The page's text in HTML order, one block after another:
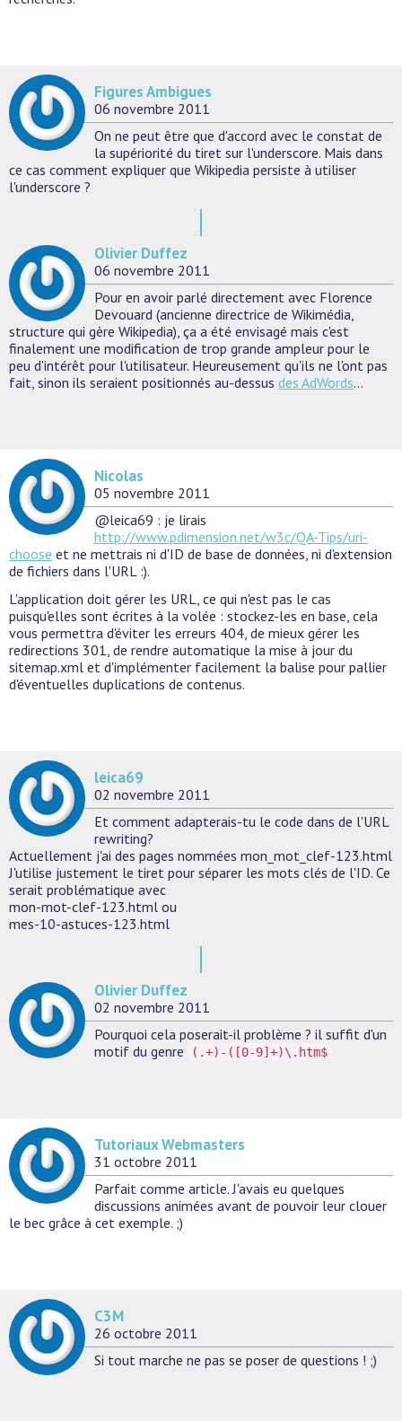
Figures Ambigues
06 novembre 2011
On ne peut être que d'accord avec le constat de
la supériorité du tiret sur l'underscore. Mais dans
ce cas comment expliquer que Wikipedia persiste à utiliser
l'underscore ?
Olivier Duffez
06 novembre 2011
Pour en avoir parlé directement avec Florence
Devouard (ancienne directrice de Wikimédia,
structure qui gère Wikipedia), ça a été envisagé mais c'est
finalement une modification de trop grande ampleur pour le
peu d'intérêt pour l'utilisateur. Heureusement qu'ils ne l'ont pas
fait, sinon ils seraient positionnés au-dessus des AdWords...
Nicolas
05 novembre 2011
@leica69 : je lirais
http://www.pdimension.net/w3c/QA-Tips/uri-
choose et ne mettrais ni d'ID de base de données, ni d'extension
de fichiers dans l'URL :).
L'application doit gérer les URL, ce qui n'est pas le cas
puisqu'elles sont écrites à la volée : stockez-les en base, cela
vous permettra d'éviter les erreurs 404, de mieux gérer les
redirections 301, de rendre automatique la mise à jour du
sitemap.xml et d'implémenter facilement la balise pour pallier
d'éventuelles duplications de contenus.
leica69
02 novembre 2011
Et comment adapterais-tu le code dans de l'URL
rewriting?
Actuellement j'ai des pages nommées mon_mot_clef-123.html
J'utilise justement le tiret pour séparer les mots clés de l'ID. Ce
serait problématique avec
mon-mot-clef-123.html ou
mes-10-astuces-123.html
Olivier Duffez
02 novembre 2011
Pourquoi cela poserait-il problème ? il suffit d'un
motif du genre
(.+)-([0-9]+)\.htm$
Tutoriaux Webmasters
31 octobre 2011
Parfait comme article. J'avais eu quelques
discussions animées avant de pouvoir leur clouer
le bec grâce à cet exemple. ;)
C3M
26 octobre 2011
Si tout marche ne pas se poser de questions ! ;)